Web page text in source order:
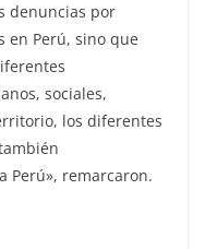
denuncias por
en Perú, sino que
sociales,
los diferentes
Perú», remarcaron.